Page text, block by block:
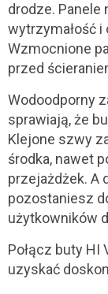
drodze. Panele
wytrzymałość i
Wzmocnione
przed
Wodoodporny
sprawiają, że
Klejone szwy
środka, nawet
przejażdżek. A
pozostaniesz
użytkowników
Połącz buty HI
uzyskać